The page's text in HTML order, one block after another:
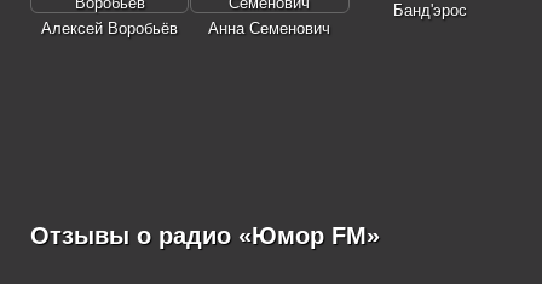
Алексей Воробьёв Анна Семенович
Банд'эрос
Отзывы о радио «Юмор FM»